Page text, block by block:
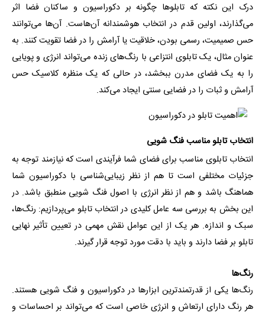
درک این نکته که تابلوها چگونه بر دکوراسیون و ساکنان فضا اثر
می‌گذارند، اولین قدم در انتخاب هوشمندانه آن‌هاست. آن‌ها می‌توانند
حس صمیمیت، رسمی بودن، خلاقیت یا آرامش را در فضا تقویت کنند. به
عنوان مثال، یک تابلوی انتزاعی با رنگ‌های زنده می‌تواند انرژی و پویایی
را به یک فضای مدرن ببخشد، در حالی که یک منظره کلاسیک حس
آرامش و ثبات را در فضایی سنتی ایجاد می‌کند.
انتخاب تابلو مناسب فنگ شویی
انتخاب تابلوی مناسب برای فضای شما فرآیندی است که نیازمند توجه به
جزئیات مختلفی است تا هم از نظر زیبایی‌شناسی با دکوراسیون شما
هماهنگ باشد و هم از نظر انرژی با اصول فنگ شویی منطبق باشد. در
این بخش به بررسی سه عامل کلیدی در انتخاب تابلو می‌پردازیم: رنگ‌ها،
سبک و اندازه. هر یک از این عوامل نقش مهمی در تعیین تأثیر نهایی
تابلو بر فضا دارند و باید با دقت مورد توجه قرار گیرند.
رنگ‌ها
رنگ‌ها یکی از قدرتمندترین ابزارها در دکوراسیون و فنگ شویی هستند.
هر رنگ دارای ارتعاش و انرژی خاصی است که می‌تواند بر احساسات و